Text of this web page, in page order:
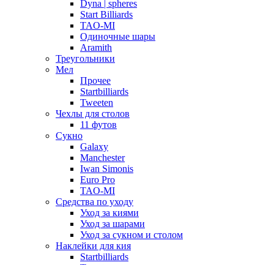
Dyna | spheres
Start Billiards
TAO-MI
Одиночные шары
Aramith
Треугольники
Мел
Прочее
Startbilliards
Tweeten
Чехлы для столов
11 футов
Сукно
Galaxy
Manchester
Iwan Simonis
Euro Pro
TAO-MI
Средства по уходу
Уход за киями
Уход за шарами
Уход за сукном и столом
Наклейки для кия
Startbilliards